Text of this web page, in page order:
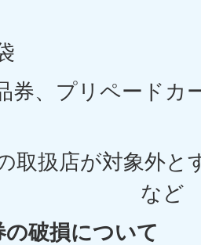
券、プリペードカ
取扱店が対象外と
ど
破損について